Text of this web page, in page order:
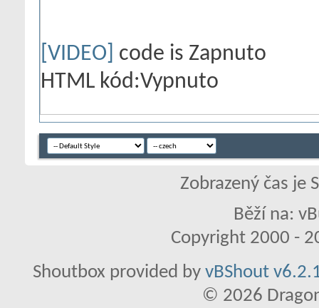
[VIDEO] code is Zapnuto
HTML kód:Vypnuto
Zobrazený čas je
Běží na:
Copyright 2000 -
Shoutbox provided by vBShout
© 2026